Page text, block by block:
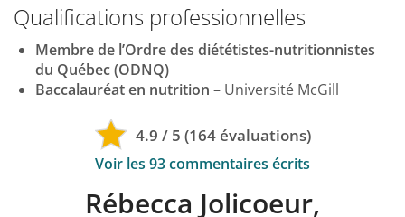
Qualifications professionnelles
Membre de l’Ordre des diététistes-nutritionnistes
du Québec (ODNQ)
Baccalauréat en nutrition – Université McGill
4.9 / 5 (164 évaluations)
Voir les 93 commentaires écrits
Rébecca Jolicoeur,